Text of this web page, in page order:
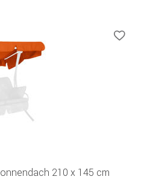
210 x 145 cm